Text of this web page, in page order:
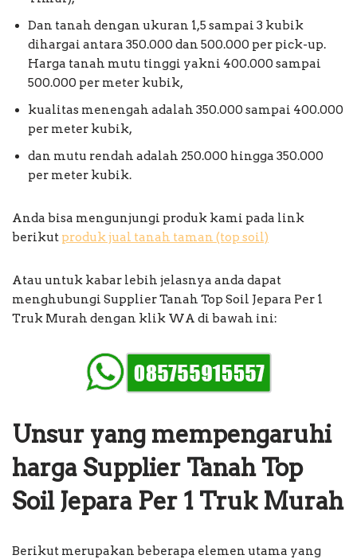
Dan tanah dengan ukuran 1,5 sampai 3 kubik
dihargai antara 350.000 dan 500.000 per pick-up.
Harga tanah mutu tinggi yakni 400.000 sampai
500.000 per meter kubik,
kualitas menengah adalah 350.000 sampai 400.000
per meter kubik,
dan mutu rendah adalah 250.000 hingga 350.000
per meter kubik.
Anda bisa mengunjungi produk kami pada link
berikut produk jual tanah taman (top soil)
Atau untuk kabar lebih jelasnya anda dapat
menghubungi Supplier Tanah Top Soil Jepara Per 1
Truk Murah dengan klik WA di bawah ini:
Unsur yang mempengaruhi
harga Supplier Tanah Top
Soil Jepara Per 1 Truk Murah
Berikut merupakan beberapa elemen utama yang